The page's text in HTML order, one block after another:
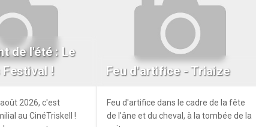
de l'été : Le
!
2026, c'est
au CinéTriskell !
Feu d'artifice - Triaize
Feu d'artifice dans le cadre de la fête
de l'âne et du cheval, à la tombée de la